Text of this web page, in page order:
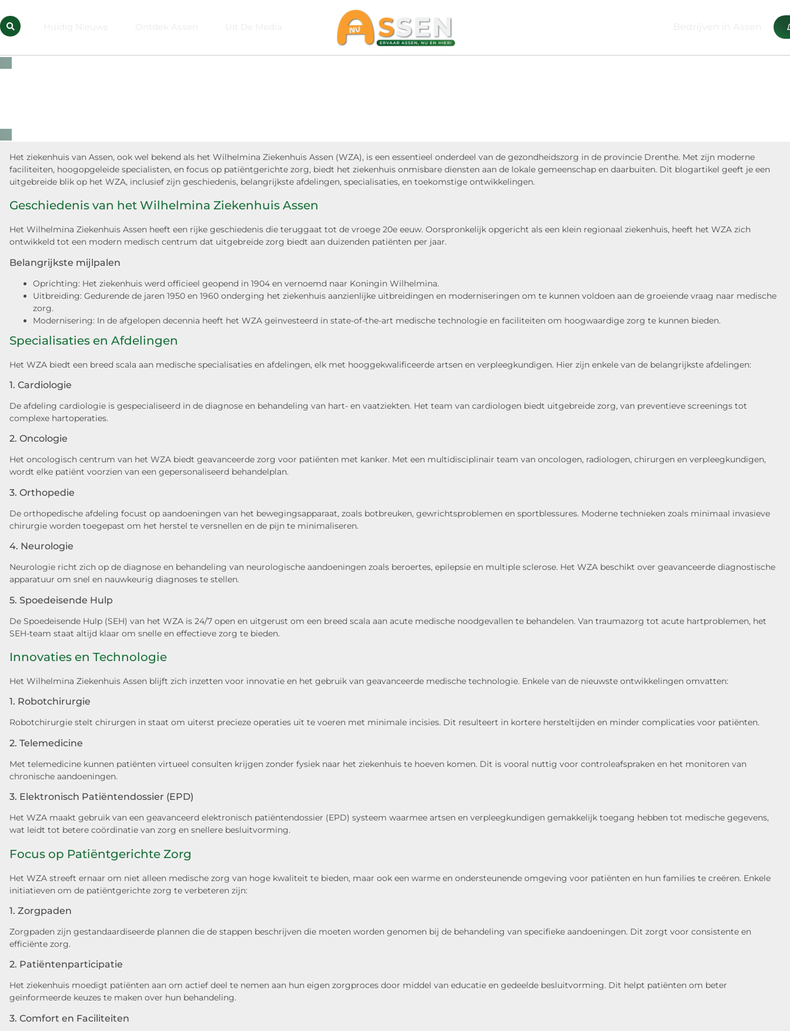
Het ziekenhuis van Assen, ook wel bekend als het Wilhelmina Ziekenhuis Assen (WZA), is een essentieel onderdeel van de gezondheidszorg in de provincie Drenthe. Met zijn moderne
faciliteiten, hoogopgeleide specialisten, en focus op patiëntgerichte zorg, biedt het ziekenhuis onmisbare diensten aan de lokale gemeenschap en daarbuiten. Dit blogartikel geeft je een
uitgebreide blik op het WZA, inclusief zijn geschiedenis, belangrijkste afdelingen, specialisaties, en toekomstige ontwikkelingen.
Geschiedenis van het Wilhelmina Ziekenhuis Assen
Het Wilhelmina Ziekenhuis Assen heeft een rijke geschiedenis die teruggaat tot de vroege 20e eeuw. Oorspronkelijk opgericht als een klein regionaal ziekenhuis, heeft het WZA zich
ontwikkeld tot een modern medisch centrum dat uitgebreide zorg biedt aan duizenden patiënten per jaar.
Belangrijkste mijlpalen
Oprichting: Het ziekenhuis werd officieel geopend in 1904 en vernoemd naar Koningin Wilhelmina.
Uitbreiding: Gedurende de jaren 1950 en 1960 onderging het ziekenhuis aanzienlijke uitbreidingen en moderniseringen om te kunnen voldoen aan de groeiende vraag naar medische
zorg.
Modernisering: In de afgelopen decennia heeft het WZA geïnvesteerd in state-of-the-art medische technologie en faciliteiten om hoogwaardige zorg te kunnen bieden.
Specialisaties en Afdelingen
Het WZA biedt een breed scala aan medische specialisaties en afdelingen, elk met hooggekwalificeerde artsen en verpleegkundigen. Hier zijn enkele van de belangrijkste afdelingen:
1. Cardiologie
De afdeling cardiologie is gespecialiseerd in de diagnose en behandeling van hart- en vaatziekten. Het team van cardiologen biedt uitgebreide zorg, van preventieve screenings tot
complexe hartoperaties.
2. Oncologie
Het oncologisch centrum van het WZA biedt geavanceerde zorg voor patiënten met kanker. Met een multidisciplinair team van oncologen, radiologen, chirurgen en verpleegkundigen,
wordt elke patiënt voorzien van een gepersonaliseerd behandelplan.
3. Orthopedie
De orthopedische afdeling focust op aandoeningen van het bewegingsapparaat, zoals botbreuken, gewrichtsproblemen en sportblessures. Moderne technieken zoals minimaal invasieve
chirurgie worden toegepast om het herstel te versnellen en de pijn te minimaliseren.
4. Neurologie
Neurologie richt zich op de diagnose en behandeling van neurologische aandoeningen zoals beroertes, epilepsie en multiple sclerose. Het WZA beschikt over geavanceerde diagnostische
apparatuur om snel en nauwkeurig diagnoses te stellen.
5. Spoedeisende Hulp
De Spoedeisende Hulp (SEH) van het WZA is 24/7 open en uitgerust om een breed scala aan acute medische noodgevallen te behandelen. Van traumazorg tot acute hartproblemen, het
SEH-team staat altijd klaar om snelle en effectieve zorg te bieden.
Innovaties en Technologie
Het Wilhelmina Ziekenhuis Assen blijft zich inzetten voor innovatie en het gebruik van geavanceerde medische technologie. Enkele van de nieuwste ontwikkelingen omvatten:
1. Robotchirurgie
Robotchirurgie stelt chirurgen in staat om uiterst precieze operaties uit te voeren met minimale incisies. Dit resulteert in kortere hersteltijden en minder complicaties voor patiënten.
2. Telemedicine
Met telemedicine kunnen patiënten virtueel consulten krijgen zonder fysiek naar het ziekenhuis te hoeven komen. Dit is vooral nuttig voor controleafspraken en het monitoren van
chronische aandoeningen.
3. Elektronisch Patiëntendossier (EPD)
Het WZA maakt gebruik van een geavanceerd elektronisch patiëntendossier (EPD) systeem waarmee artsen en verpleegkundigen gemakkelijk toegang hebben tot medische gegevens,
wat leidt tot betere coördinatie van zorg en snellere besluitvorming.
Focus op Patiëntgerichte Zorg
Het WZA streeft ernaar om niet alleen medische zorg van hoge kwaliteit te bieden, maar ook een warme en ondersteunende omgeving voor patiënten en hun families te creëren. Enkele
initiatieven om de patiëntgerichte zorg te verbeteren zijn:
1. Zorgpaden
Zorgpaden zijn gestandaardiseerde plannen die de stappen beschrijven die moeten worden genomen bij de behandeling van specifieke aandoeningen. Dit zorgt voor consistente en
efficiënte zorg.
2. Patiëntenparticipatie
Het ziekenhuis moedigt patiënten aan om actief deel te nemen aan hun eigen zorgproces door middel van educatie en gedeelde besluitvorming. Dit helpt patiënten om beter
geïnformeerde keuzes te maken over hun behandeling.
3. Comfort en Faciliteiten